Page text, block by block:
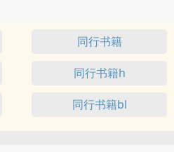
同行书籍
同行书籍h
同行书籍bl